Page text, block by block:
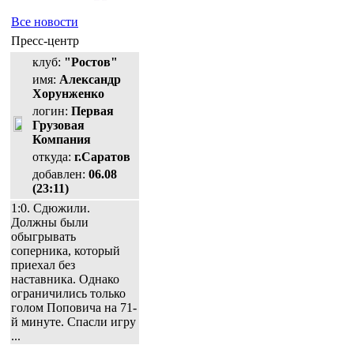
Все новости
Пресс-центр
клуб: "Ростов"
имя: Александр
Хорунженко
логин: Первая
Грузовая
Компания
откуда: г.Саратов
добавлен: 06.08
(23:11)
1:0. Сдюжили.
Должны были
обыгрывать
соперника, который
приехал без
наставника. Однако
ограничились только
голом Поповича на 71-
й минуте. Спасли игру
...